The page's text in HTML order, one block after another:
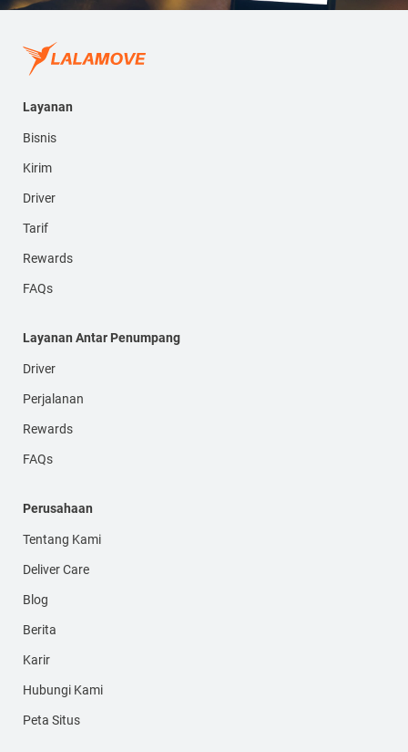
Layanan
Bisnis
Kirim
Driver
Tarif
Rewards
FAQs
Layanan Antar Penumpang
Driver
Perjalanan
Rewards
FAQs
Perusahaan
Tentang Kami
Deliver Care
Blog
Berita
Karir
Hubungi Kami
Peta Situs